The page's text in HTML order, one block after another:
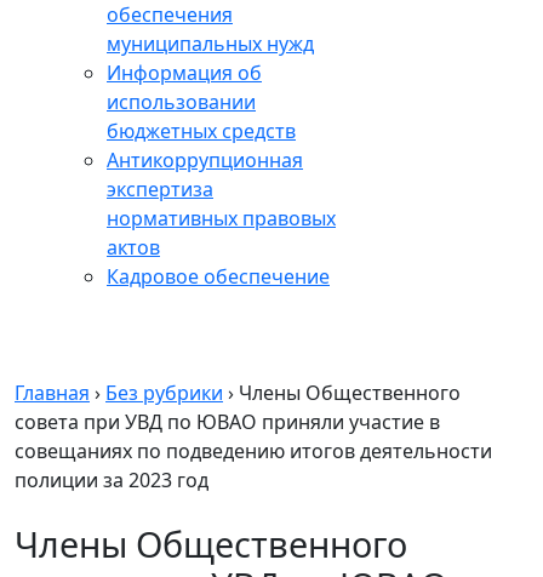
обеспечения
муниципальных нужд
Информация об
использовании
бюджетных средств
Антикоррупционная
экспертиза
нормативных правовых
актов
Кадровое обеспечение
Главная › Без рубрики › Члены Общественного
совета при УВД по ЮВАО приняли участие в
совещаниях по подведению итогов деятельности
полиции за 2023 год
Члены Общественного